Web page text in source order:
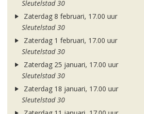
Sleutelstad 30
Zaterdag 8 februari, 17.00 uur
Sleutelstad 30
Zaterdag 1 februari, 17.00 uur
Sleutelstad 30
Zaterdag 25 januari, 17.00 uur
Sleutelstad 30
Zaterdag 18 januari, 17.00 uur
Sleutelstad 30